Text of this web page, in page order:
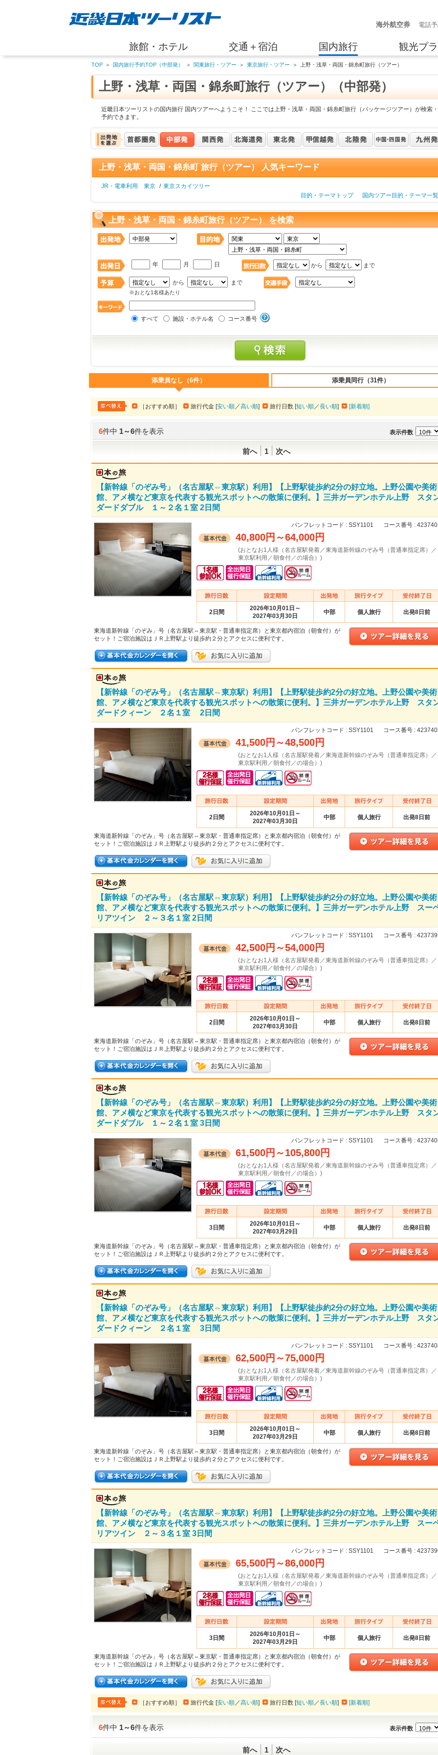
海外航空券 電話
旅館・ホテル 交通＋宿泊 国内旅行 観光プ
TOP ＞ 国内旅行予約TOP（中部発） ＞ 関東旅行・ツアー ＞ 東京旅行・ツアー ＞ 上野・浅草・両国・錦糸町旅行（ツアー）
上野・浅草・両国・錦糸町旅行（ツアー）（中部発）
近畿日本ツーリストの国内旅行 国内ツアーへようこそ！ ここでは上野・浅草・両国・錦糸町旅行（パッケージツアー）が検索・
予約できます。
上野・浅草・両国・錦糸町 旅行（ツアー） 人気キーワード
JR・電車利用 東京 / 東京スカイツリー
目的・テーマトップ
国内ツアー目的・テーマ一覧
上野・浅草・両国・錦糸町旅行（ツアー） を検索
年 月 日 から まで
から まで
※おとな1名様あたり
すべて 施設・ホテル名 コース番号
添乗員なし（6件） 添乗員同行（31件）
［おすすめ順］ 旅行代金 [安い順／高い順] 旅行日数 [短い順／長い順] [新着順]
6件中1～6件を表示 表示件数
前へ 1 次へ
【新幹線「のぞみ号」（名古屋駅⇔東京駅）利用】【上野駅徒歩約2分の好立地。上野公園や美術
館、アメ横など東京を代表する観光スポットへの散策に便利。】三井ガーデンホテル上野 スタ
ダードダブル １～２名１室 2日間
パンフレットコード : SSY1101 コース番号 :
40,800円 ～64,000円
(おとなお1人様（名古屋駅発着／東海道新幹線のぞみ号（普通車指定席）／
東京駅利用／朝食付／の場合）)
2日間
2026年10月01日～
2027年03月30日
中部 個人旅行 出発8日前
東海道新幹線「のぞみ」号（名古屋駅⇔東京駅・普通車指定席）と東京都内宿泊（朝食付）が
セット！ご宿泊施設はＪＲ上野駅より徒歩約２分とアクセスに便利です。
【新幹線「のぞみ号」（名古屋駅⇔東京駅）利用】【上野駅徒歩約2分の好立地。上野公園や美術
館、アメ横など東京を代表する観光スポットへの散策に便利。】三井ガーデンホテル上野 スタ
ダードクィーン ２名１室 2日間
パンフレットコード : SSY1101 コース番号 :
41,500円 ～48,500円
(おとなお1人様（名古屋駅発着／東海道新幹線のぞみ号（普通車指定席）／
東京駅利用／朝食付／の場合）)
2日間
2026年10月01日～
2027年03月30日
中部 個人旅行 出発8日前
東海道新幹線「のぞみ」号（名古屋駅⇔東京駅・普通車指定席）と東京都内宿泊（朝食付）が
セット！ご宿泊施設はＪＲ上野駅より徒歩約２分とアクセスに便利です。
【新幹線「のぞみ号」（名古屋駅⇔東京駅）利用】【上野駅徒歩約2分の好立地。上野公園や美術
館、アメ横など東京を代表する観光スポットへの散策に便利。】三井ガーデンホテル上野 スー
リアツイン ２～３名１室 2日間
パンフレットコード : SSY1101 コース番号 :
42,500円 ～54,000円
(おとなお1人様（名古屋駅発着／東海道新幹線のぞみ号（普通車指定席）／
東京駅利用／朝食付／の場合）)
2日間
2026年10月01日～
2027年03月30日
中部 個人旅行 出発8日前
東海道新幹線「のぞみ」号（名古屋駅⇔東京駅・普通車指定席）と東京都内宿泊（朝食付）が
セット！ご宿泊施設はＪＲ上野駅より徒歩約２分とアクセスに便利です。
【新幹線「のぞみ号」（名古屋駅⇔東京駅）利用】【上野駅徒歩約2分の好立地。上野公園や美術
館、アメ横など東京を代表する観光スポットへの散策に便利。】三井ガーデンホテル上野 スタ
ダードダブル １～２名１室 3日間
パンフレットコード : SSY1101 コース番号 :
61,500円 ～105,800円
(おとなお1人様（名古屋駅発着／東海道新幹線のぞみ号（普通車指定席）／
東京駅利用／朝食付／の場合）)
3日間
2026年10月01日～
2027年03月29日
中部 個人旅行 出発8日前
東海道新幹線「のぞみ」号（名古屋駅⇔東京駅・普通車指定席）と東京都内宿泊（朝食付）が
セット！ご宿泊施設はＪＲ上野駅より徒歩約２分とアクセスに便利です。
【新幹線「のぞみ号」（名古屋駅⇔東京駅）利用】【上野駅徒歩約2分の好立地。上野公園や美術
館、アメ横など東京を代表する観光スポットへの散策に便利。】三井ガーデンホテル上野 スタ
ダードクィーン ２名１室 3日間
パンフレットコード : SSY1101 コース番号 :
62,500円 ～75,000円
(おとなお1人様（名古屋駅発着／東海道新幹線のぞみ号（普通車指定席）／
東京駅利用／朝食付／の場合）)
3日間
2026年10月01日～
2027年03月29日
中部 個人旅行 出発8日前
東海道新幹線「のぞみ」号（名古屋駅⇔東京駅・普通車指定席）と東京都内宿泊（朝食付）が
セット！ご宿泊施設はＪＲ上野駅より徒歩約２分とアクセスに便利です。
【新幹線「のぞみ号」（名古屋駅⇔東京駅）利用】【上野駅徒歩約2分の好立地。上野公園や美術
館、アメ横など東京を代表する観光スポットへの散策に便利。】三井ガーデンホテル上野 スー
リアツイン ２～３名１室 3日間
パンフレットコード : SSY1101 コース番号 :
65,500円 ～86,000円
(おとなお1人様（名古屋駅発着／東海道新幹線のぞみ号（普通車指定席）／
東京駅利用／朝食付／の場合）)
3日間
2026年10月01日～
2027年03月29日
中部 個人旅行 出発8日前
東海道新幹線「のぞみ」号（名古屋駅⇔東京駅・普通車指定席）と東京都内宿泊（朝食付）が
セット！ご宿泊施設はＪＲ上野駅より徒歩約２分とアクセスに便利です。
［おすすめ順］ 旅行代金 [安い順／高い順] 旅行日数 [短い順／長い順] [新着順]
6件中1～6件を表示 表示件数
前へ 1 次へ